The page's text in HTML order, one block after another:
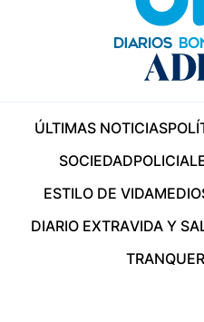
ÚLTIMAS NOTICIAS
SOCIEDAD
ESTILO DE VIDA
DIARIO EXTRAVIDA Y